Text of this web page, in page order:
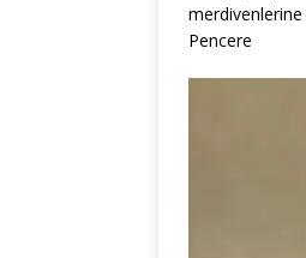
merdivenlerine
Pencere